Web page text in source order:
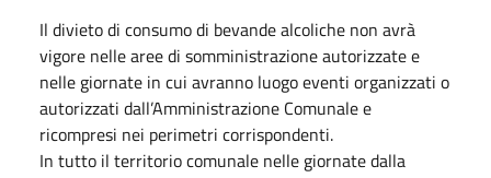
Il divieto di consumo di bevande alcoliche non avrà
vigore nelle aree di somministrazione autorizzate e
nelle giornate in cui avranno luogo eventi organizzati o
autorizzati dall’Amministrazione Comunale e
ricompresi nei perimetri corrispondenti.
In tutto il territorio comunale nelle giornate dalla